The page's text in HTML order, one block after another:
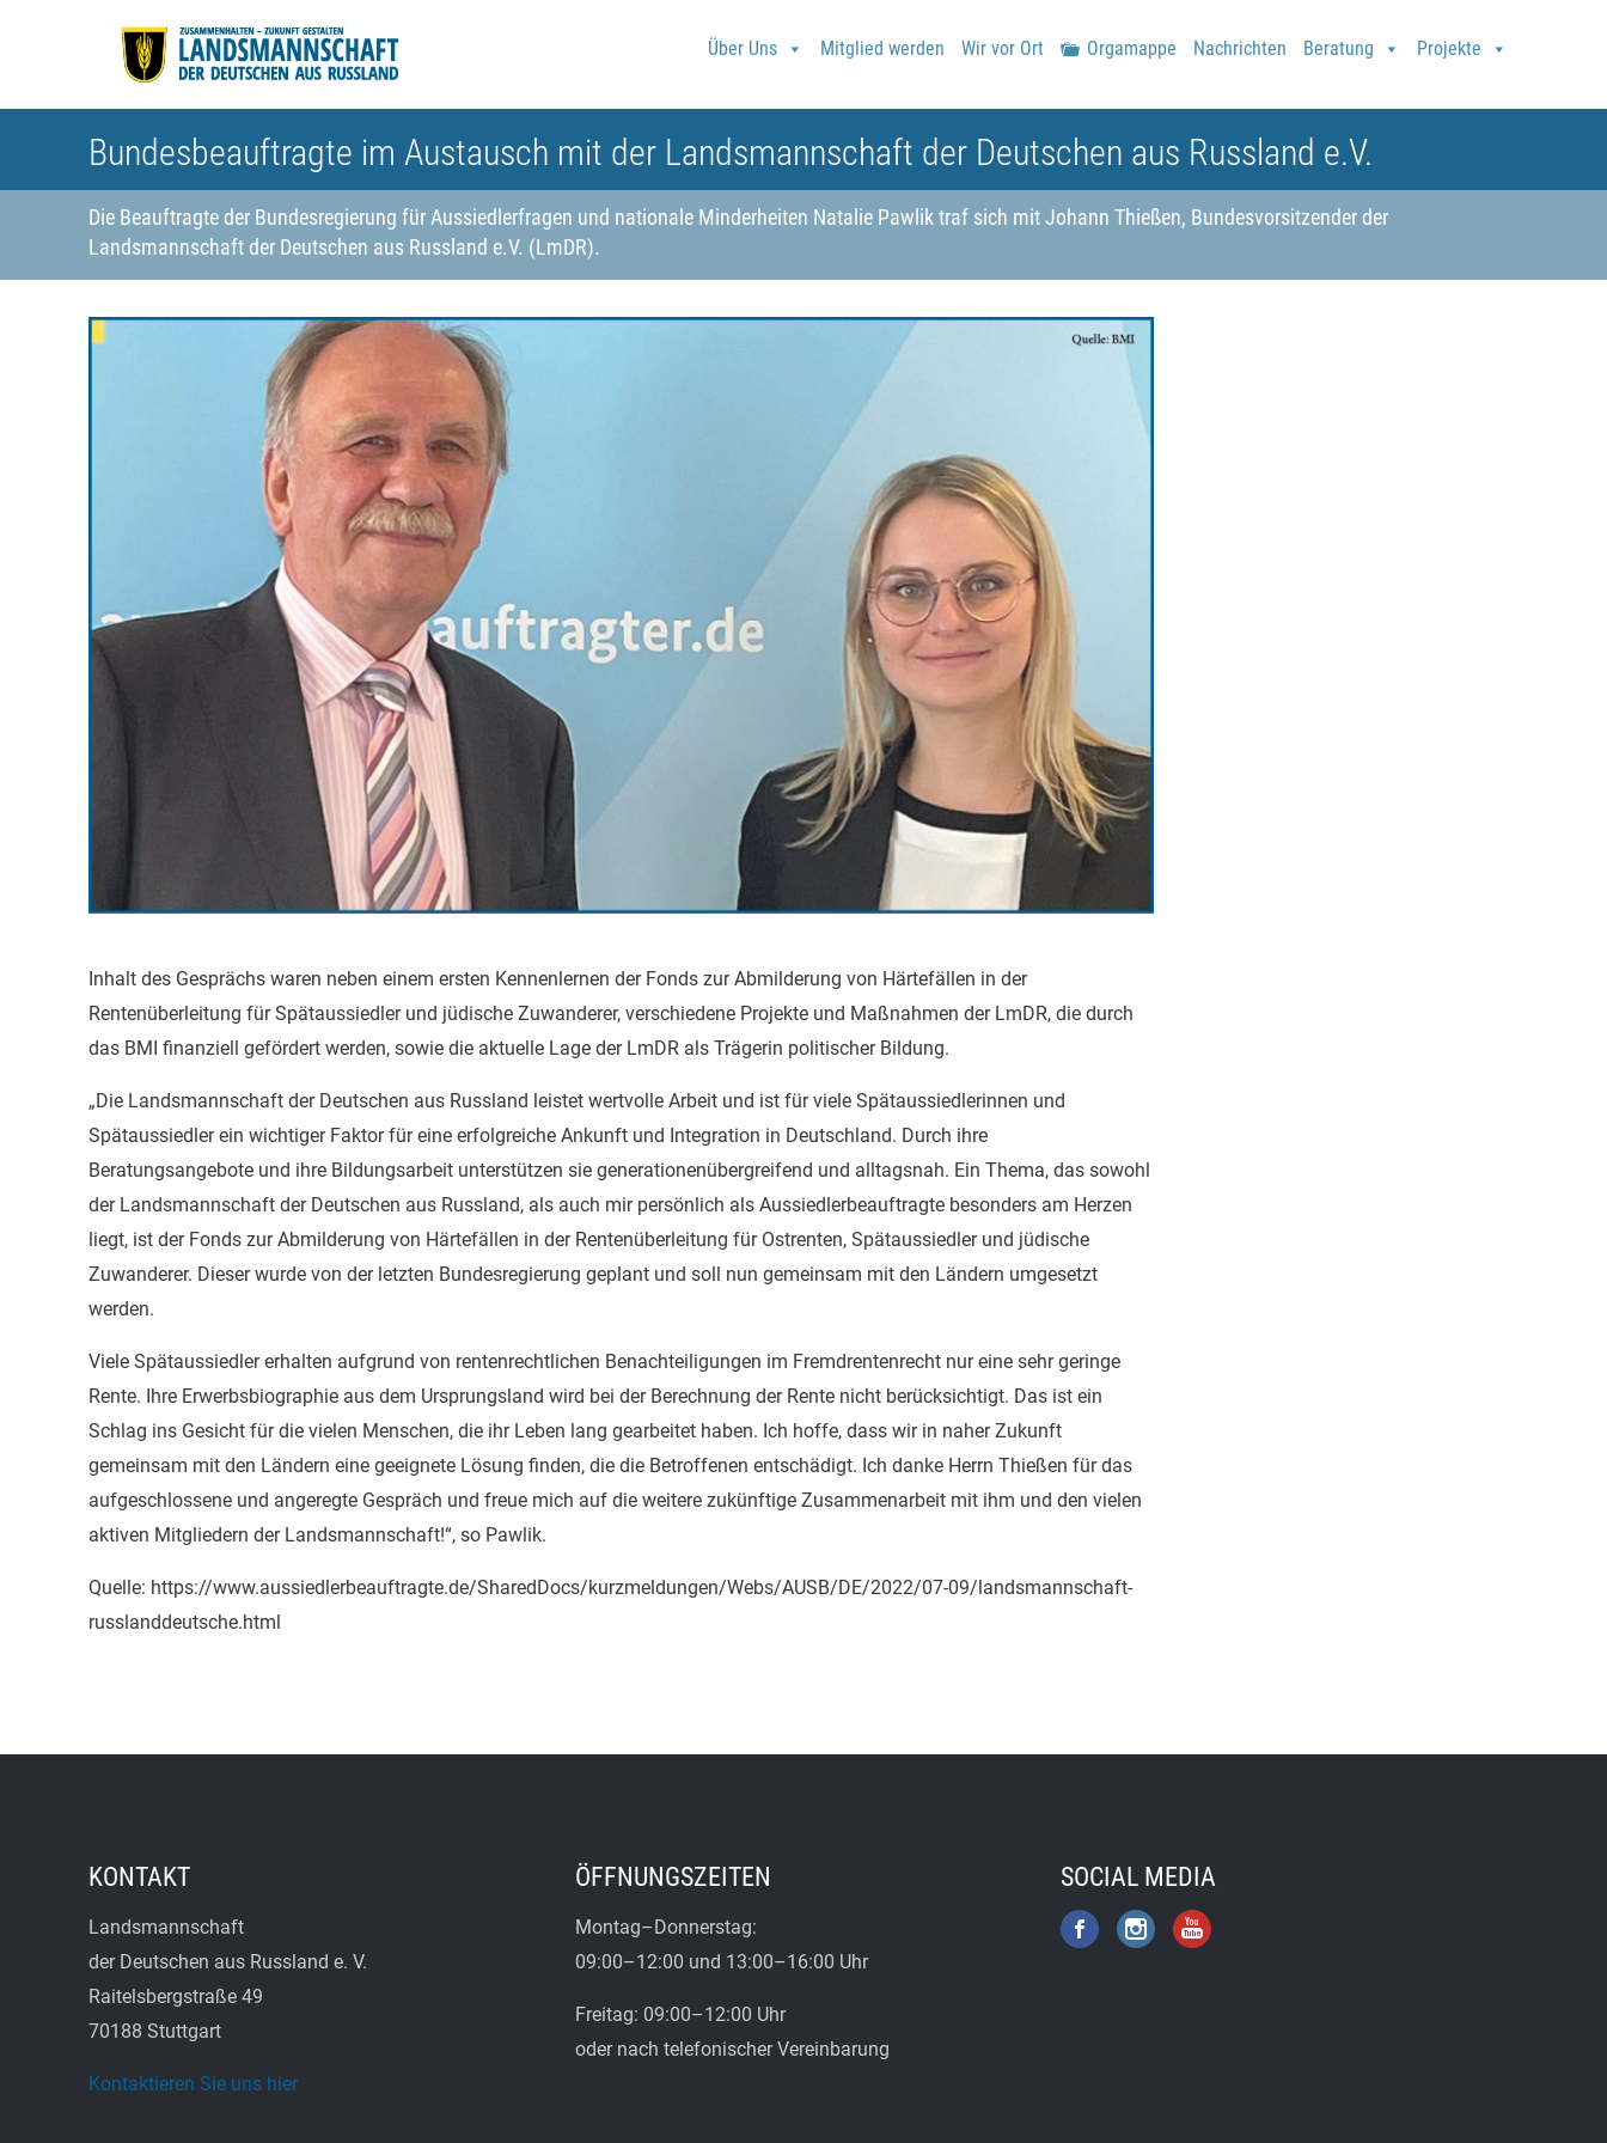
Über Uns Mitglied werden Wir vor Ort Orgamappe Nachrichten Beratung Projekte
Bundesbeauftragte im Austausch mit der Landsmannschaft der Deutschen aus Russland e.V.
Die Beauftragte der Bundesregierung für Aussiedlerfragen und nationale Minderheiten Natalie Pawlik traf sich mit Johann Thießen, Bundesvorsitzender der
Landsmannschaft der Deutschen aus Russland e.V. (LmDR).
Inhalt des Gesprächs waren neben einem ersten Kennenlernen der Fonds zur Abmilderung von Härtefällen in der
Rentenüberleitung für Spätaussiedler und jüdische Zuwanderer, verschiedene Projekte und Maßnahmen der LmDR, die durch
das BMI finanziell gefördert werden, sowie die aktuelle Lage der LmDR als Trägerin politischer Bildung.
„Die Landsmannschaft der Deutschen aus Russland leistet wertvolle Arbeit und ist für viele Spätaussiedlerinnen und
Spätaussiedler ein wichtiger Faktor für eine erfolgreiche Ankunft und Integration in Deutschland. Durch ihre
Beratungsangebote und ihre Bildungsarbeit unterstützen sie generationenübergreifend und alltagsnah. Ein Thema, das sowohl
der Landsmannschaft der Deutschen aus Russland, als auch mir persönlich als Aussiedlerbeauftragte besonders am Herzen
liegt, ist der Fonds zur Abmilderung von Härtefällen in der Rentenüberleitung für Ostrenten, Spätaussiedler und jüdische
Zuwanderer. Dieser wurde von der letzten Bundesregierung geplant und soll nun gemeinsam mit den Ländern umgesetzt
werden.
Viele Spätaussiedler erhalten aufgrund von rentenrechtlichen Benachteiligungen im Fremdrentenrecht nur eine sehr geringe
Rente. Ihre Erwerbsbiographie aus dem Ursprungsland wird bei der Berechnung der Rente nicht berücksichtigt. Das ist ein
Schlag ins Gesicht für die vielen Menschen, die ihr Leben lang gearbeitet haben. Ich hoffe, dass wir in naher Zukunft
gemeinsam mit den Ländern eine geeignete Lösung finden, die die Betroffenen entschädigt. Ich danke Herrn Thießen für das
aufgeschlossene und angeregte Gespräch und freue mich auf die weitere zukünftige Zusammenarbeit mit ihm und den vielen
aktiven Mitgliedern der Landsmannschaft!“, so Pawlik.
Quelle: https://www.aussiedlerbeauftragte.de/SharedDocs/kurzmeldungen/Webs/AUSB/DE/2022/07-09/landsmannschaft-
russlanddeutsche.html
KONTAKT
Landsmannschaft
der Deutschen aus Russland e. V.
Raitelsbergstraße 49
70188 Stuttgart
Kontaktieren Sie uns hier
ÖFFNUNGSZEITEN
Montag–Donnerstag:
09:00–12:00 und 13:00–16:00 Uhr
Freitag: 09:00–12:00 Uhr
oder nach telefonischer Vereinbarung
SOCIAL MEDIA